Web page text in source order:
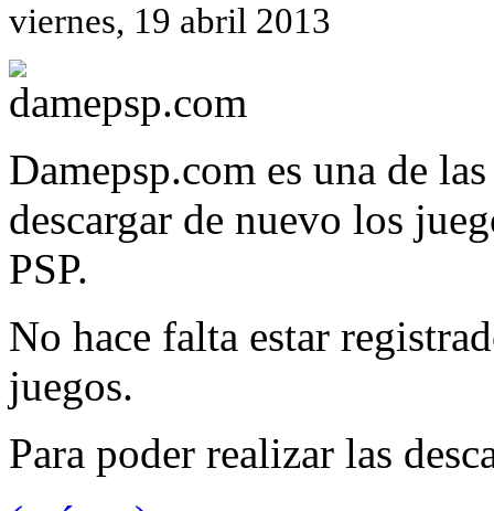
viernes, 19 abril 2013
Damepsp.com es una de
descargar de nuevo los
PSP.
No hace falta estar
juegos.
Para poder realizar las